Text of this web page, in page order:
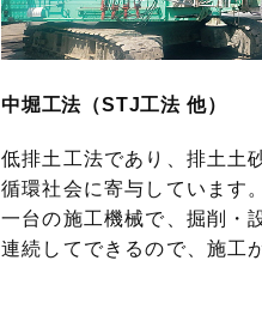
中堀工法（STJ工法 他）
低排土工法であり、排土土
循環社会に寄与しています。
一台の施工機械で、掘削・
連続してできるので、施工